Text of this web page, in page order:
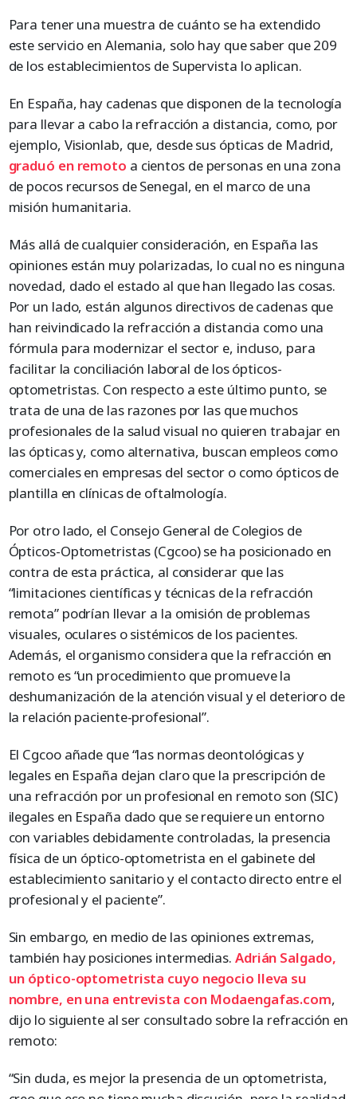
Para tener una muestra de cuánto se ha extendido
este servicio en Alemania, solo hay que saber que 209
de los establecimientos de Supervista lo aplican.
En España, hay cadenas que disponen de la tecnología
para llevar a cabo la refracción a distancia, como, por
ejemplo, Visionlab, que, desde sus ópticas de Madrid,
graduó en remoto a cientos de personas en una zona
de pocos recursos de Senegal, en el marco de una
misión humanitaria.
Más allá de cualquier consideración, en España las
opiniones están muy polarizadas, lo cual no es ninguna
novedad, dado el estado al que han llegado las cosas.
Por un lado, están algunos directivos de cadenas que
han reivindicado la refracción a distancia como una
fórmula para modernizar el sector e, incluso, para
facilitar la conciliación laboral de los ópticos-
optometristas. Con respecto a este último punto, se
trata de una de las razones por las que muchos
profesionales de la salud visual no quieren trabajar en
las ópticas y, como alternativa, buscan empleos como
comerciales en empresas del sector o como ópticos de
plantilla en clínicas de oftalmología.
Por otro lado, el Consejo General de Colegios de
Ópticos-Optometristas (Cgcoo) se ha posicionado en
contra de esta práctica, al considerar que las
“limitaciones científicas y técnicas de la refracción
remota” podrían llevar a la omisión de problemas
visuales, oculares o sistémicos de los pacientes.
Además, el organismo considera que la refracción en
remoto es “un procedimiento que promueve la
deshumanización de la atención visual y el deterioro de
la relación paciente-profesional”.
El Cgcoo añade que “las normas deontológicas y
legales en España dejan claro que la prescripción de
una refracción por un profesional en remoto son (SIC)
ilegales en España dado que se requiere un entorno
con variables debidamente controladas, la presencia
física de un óptico-optometrista en el gabinete del
establecimiento sanitario y el contacto directo entre el
profesional y el paciente”.
Sin embargo, en medio de las opiniones extremas,
también hay posiciones intermedias. Adrián Salgado,
un óptico-optometrista cuyo negocio lleva su
nombre, en una entrevista con Modaengafas.com,
dijo lo siguiente al ser consultado sobre la refracción en
remoto:
“Sin duda, es mejor la presencia de un optometrista,